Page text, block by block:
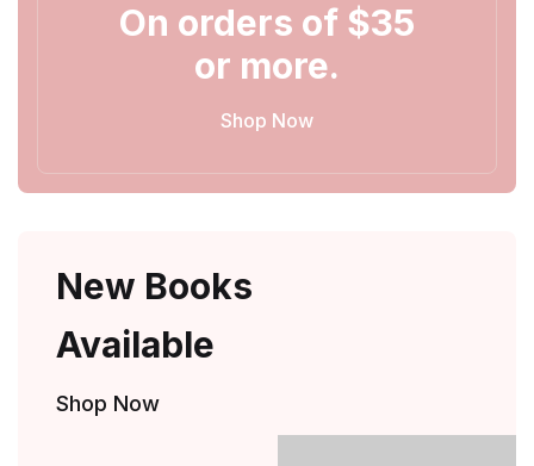
On orders of $35
or more.
Shop Now
New Books
Available
Shop Now